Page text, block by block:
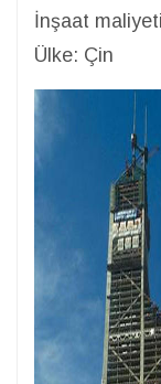
İnşaat
Ülke: Çin